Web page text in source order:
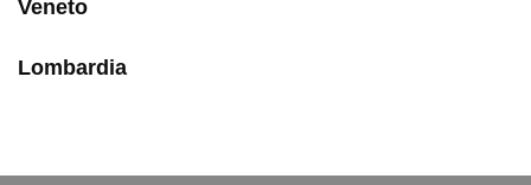
Veneto
Lombardia